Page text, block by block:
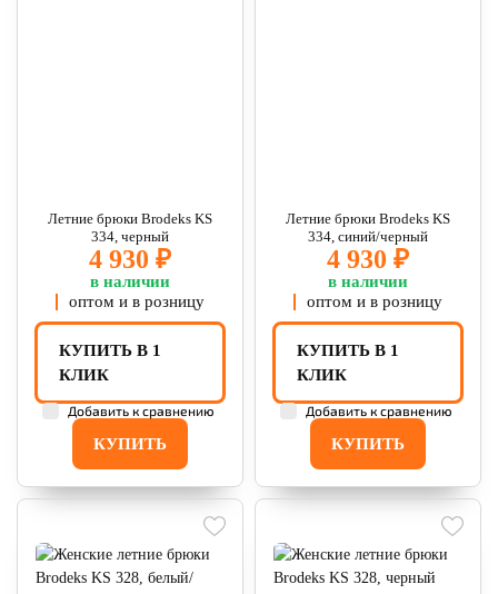
Летние брюки Brodeks KS
334, черный
4 930 ₽
в наличии
оптом и в розницу
КУПИТЬ
КУПИТЬ В 1
КЛИК
Добавить к сравнению
Летние брюки Brodeks KS
334, синий/черный
4 930 ₽
в наличии
оптом и в розницу
КУПИТЬ
КУПИТЬ В 1
КЛИК
Добавить к сравнению